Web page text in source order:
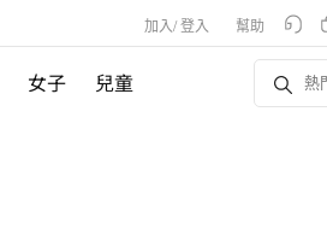
加入/登入 幫助
女子 兒童